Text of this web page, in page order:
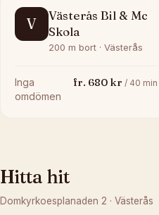
V
Västerås Bil & Mc
Skola
200 m bort · Västerås
Inga
omdömen
fr. 680 kr / 40 min
Hitta hit
Domkyrkoesplanaden 2 · Västerås